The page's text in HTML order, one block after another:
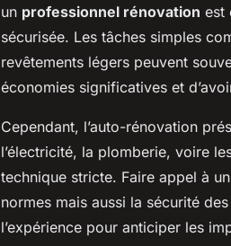
un professionnel rénovation est
sécurisée. Les tâches simples
revêtements légers peuvent
économies significatives et
Cependant, l’auto-rénovation
l’électricité, la plomberie, voire
technique stricte. Faire appel à
normes mais aussi la sécurité
l’expérience pour anticiper les